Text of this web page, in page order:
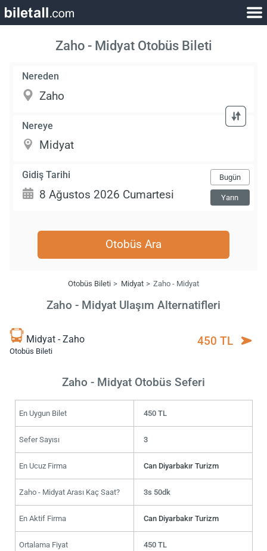
Zaho - Midyat Otobüs Bileti
Nereden
Nereye
Gidiş Tarihi Bugün
Yarın
Otobüs Ara
Otobüs Bileti Midyat Zaho - Midyat
Zaho - Midyat Ulaşım Alternatifleri
Midyat - Zaho
Otobüs Bileti
450 TL
Zaho - Midyat Otobüs Seferi
En Uygun Bilet 450 TL
Sefer Sayısı 3
En Ucuz Firma Can Diyarbakır Turizm
Zaho - Midyat Arası Kaç Saat? 3s 50dk
En Aktif Firma Can Diyarbakır Turizm
Ortalama Fiyat 450 TL